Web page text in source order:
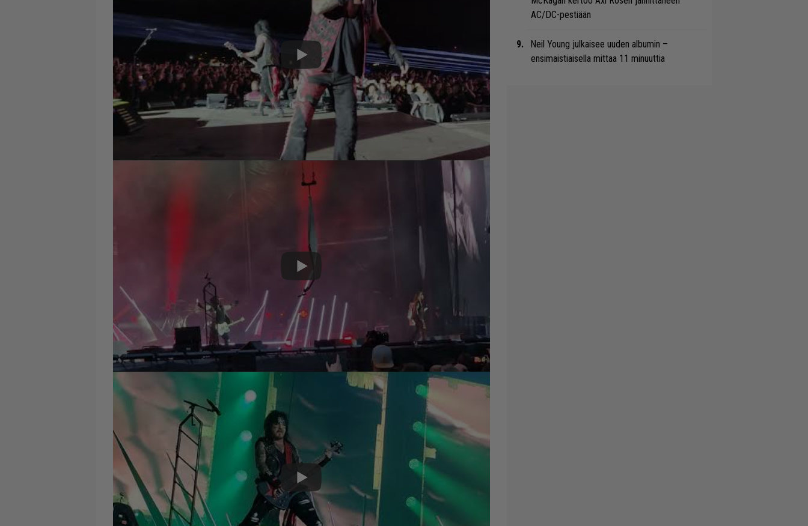
AC/DC-pestiään
Neil Young julkaisee uuden albumin –
ensimaistiaisella mittaa 11 minuuttia